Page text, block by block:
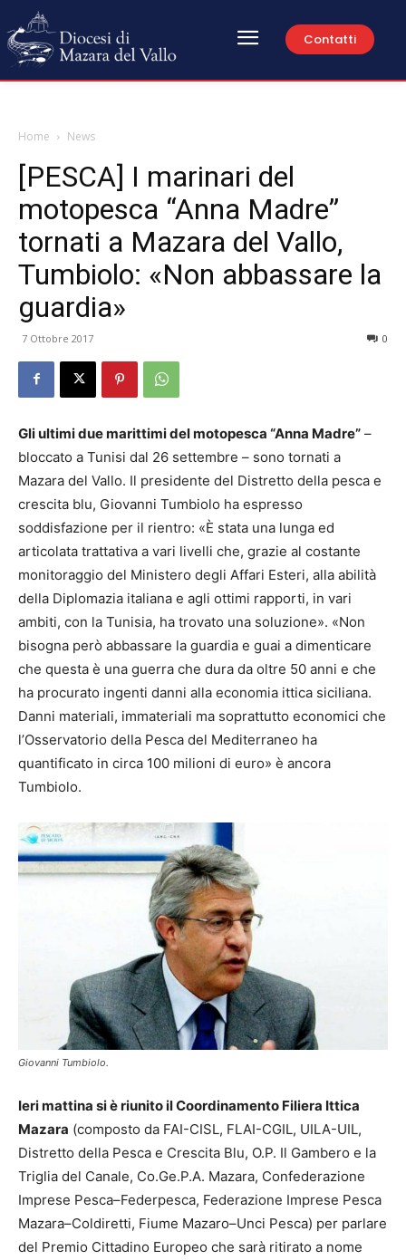
Contatti
Home News
[PESCA] I marinari del
motopesca “Anna Madre”
tornati a Mazara del Vallo,
Tumbiolo: «Non abbassare la
guardia»
7 Ottobre 2017 0
Gli ultimi due marittimi del motopesca “Anna Madre” –
bloccato a Tunisi dal 26 settembre – sono tornati a
Mazara del Vallo. Il presidente del Distretto della pesca e
crescita blu, Giovanni Tumbiolo ha espresso
soddisfazione per il rientro: «È stata una lunga ed
articolata trattativa a vari livelli che, grazie al costante
monitoraggio del Ministero degli Affari Esteri, alla abilità
della Diplomazia italiana e agli ottimi rapporti, in vari
ambiti, con la Tunisia, ha trovato una soluzione». «Non
bisogna però abbassare la guardia e guai a dimenticare
che questa è una guerra che dura da oltre 50 anni e che
ha procurato ingenti danni alla economia ittica siciliana.
Danni materiali, immateriali ma soprattutto economici che
l’Osservatorio della Pesca del Mediterraneo ha
quantificato in circa 100 milioni di euro» è ancora
Tumbiolo.
Giovanni Tumbiolo.
Ieri mattina si è riunito il Coordinamento Filiera Ittica
Mazara (composto da FAI-CISL, FLAI-CGIL, UILA-UIL,
Distretto della Pesca e Crescita Blu, O.P. Il Gambero e la
Triglia del Canale, Co.Ge.P.A. Mazara, Confederazione
Imprese Pesca–Federpesca, Federazione Imprese Pesca
Mazara–Coldiretti, Fiume Mazaro–Unci Pesca) per parlare
del Premio Cittadino Europeo che sarà ritirato a nome